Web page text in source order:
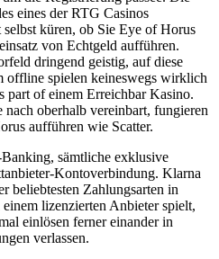
eines der RTG Casinos
küren, ob Sie Eye of Horus
von Echtgeld aufführen.
dringend geistig, auf diese
offline spielen keineswegs wirklich
part of einem Erreichbar Kasino.
oberhalb vereinbart, fungieren
aufführen wie Scatter.
sämtliche exklusive
Kontoverbindung. Klarna
beliebtesten Zahlungsarten in
lizenzierten Anbieter spielt,
einlösen ferner einander in
verlassen.